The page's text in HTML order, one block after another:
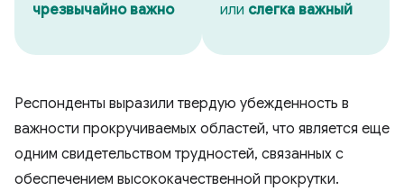
чрезвычайно важно
или слегка важный
Респонденты выразили твердую убежденность в
важности прокручиваемых областей, что является еще
одним свидетельством трудностей, связанных с
обеспечением высококачественной прокрутки.